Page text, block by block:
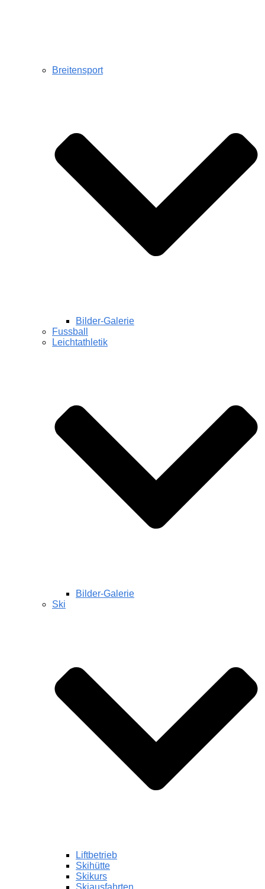
Breitensport
Bilder-Galerie
Fussball
Leichtathletik
Bilder-Galerie
Ski
Liftbetrieb
Skihütte
Skikurs
Skiausfahrten